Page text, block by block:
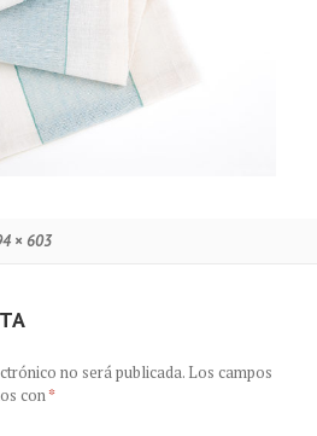
× 603
no será publicada. Los campos
con*